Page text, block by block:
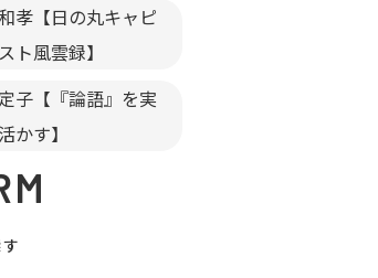
孝【日の丸キャピ
ト風雲録】
子【『論語』を実
かす】